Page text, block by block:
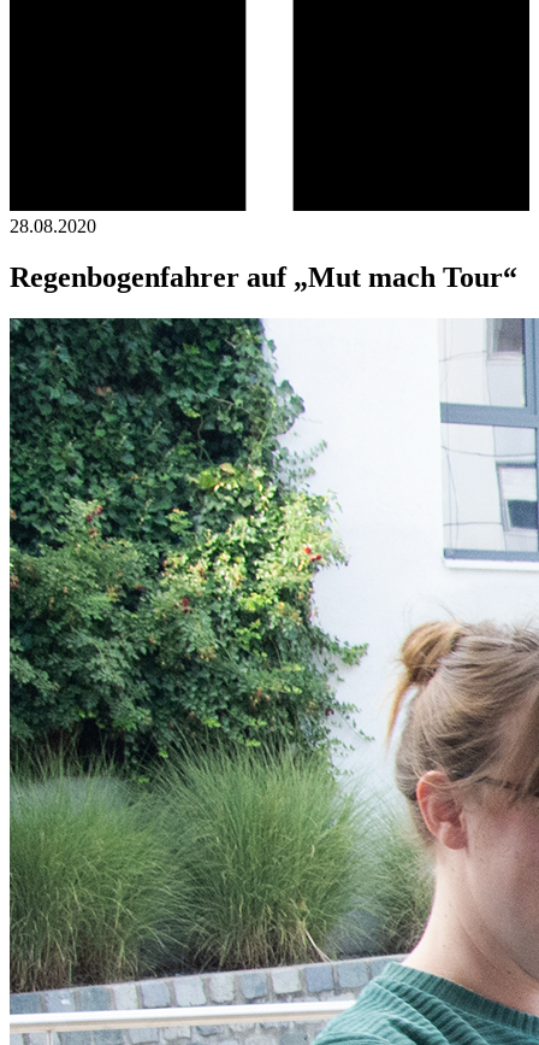
28.08.2020
Regenbogenfahrer auf „Mut mach Tour“